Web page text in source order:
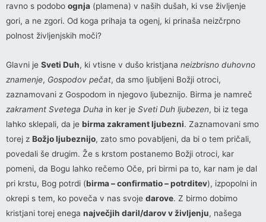
ravno s podobo ognja (plamena) v naših dušah, ki vse življenje
gori, a ne zgori. Od koga prihaja ta ogenj, ki prinaša neizčrpno
polnost življenjskih moči?
Glavni je Sveti Duh, ki vtisne v dušo kristjana neizbrisno duhovno
znamenje, Gospodov pečat, da smo ljubljeni Božji otroci,
zaznamovani z Gospodom in njegovo ljubeznijo. Birma je namreč
zakrament Svetega Duha in ker je Sveti Duh ljubezen, bi iz tega
lahko sklepali, da je birma zakrament ljubezni. Zaznamovani smo
torej z Božjo ljubeznijo, zato smo povabljeni, da bi o tem pričali,
povedali še drugim. Že s krstom postanemo Božji otroci, kar
pomeni, da Bogu lahko rečemo Oče, pri birmi pa to, kar nam je dal
pri krstu, Bog potrdi (birma – confirmatio – potrditev), izpopolni in
okrepi s tem, ko poveča v nas svoje darove. Z birmo dobimo
kristjani torej enega največjih daril/darov v življenju, našega